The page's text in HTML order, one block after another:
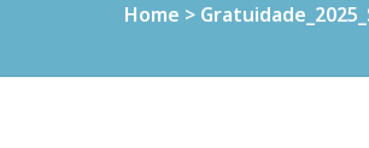
Home >